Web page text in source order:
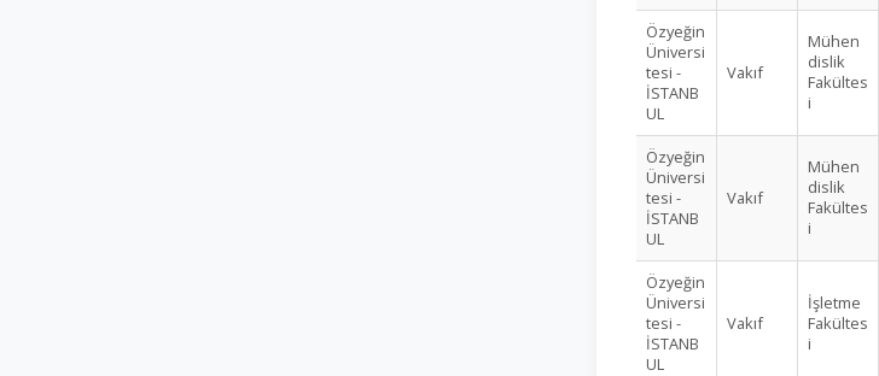
Özyeğin
Üniversi
tesi -
İSTANB
UL
Vakıf
Mühen
dislik
Fakültes
i
Özyeğin
Üniversi
tesi -
İSTANB
UL
Vakıf
Mühen
dislik
Fakültes
i
Özyeğin
Üniversi
tesi -
İSTANB
UL
Vakıf
İşletme
Fakültes
i